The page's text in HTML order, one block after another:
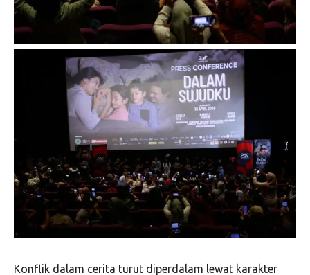
Konflik dalam cerita turut diperdalam lewat karakter